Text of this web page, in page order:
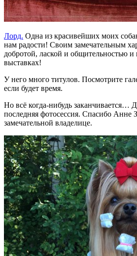
Лорд. Одна из красивейших моих
нам радости! Своим замечательным
добротой, лаской и общительностью и
выставках!
У него много титулов. Посмотрите
если будет время.
Но всё когда-нибудь заканчивается…
последняя фотосессия. Спасибо Анне
замечательной владелице.